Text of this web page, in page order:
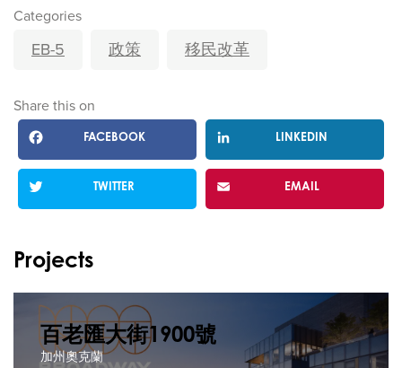
Categories
EB-5 政策 移民改革
Share this on
FACEBOOK LINKEDIN
TWITTER EMAIL
Projects
百老匯大街1900號
加州奧克蘭